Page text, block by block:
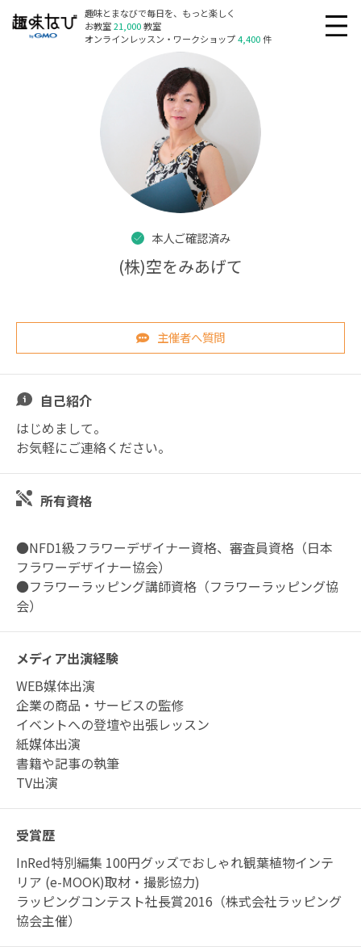
趣味とまなびで毎日を、もっと楽しく
お教室21,000教室
オンラインレッスン・ワークショップ4,400件
本人ご確認済み
(株)空をみあげて
主催者へ質問
自己紹介
はじめまして。
お気軽にご連絡ください。
所有資格
●NFD1級フラワーデザイナー資格、審査員資格（日本
フラワーデザイナー協会）
●フラワーラッピング講師資格（フラワーラッピング協
会）
メディア出演経験
WEB媒体出演
企業の商品・サービスの監修
イベントへの登壇や出張レッスン
紙媒体出演
書籍や記事の執筆
TV出演
受賞歴
InRed特別編集 100円グッズでおしゃれ観葉植物インテ
リア (e-MOOK)取材・撮影協力)
ラッピングコンテスト社長賞2016（株式会社ラッピング
協会主催）